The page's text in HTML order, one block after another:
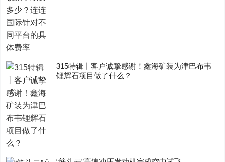
315特辑丨客户诚挚感谢！鑫海矿装为津巴布韦
锂辉石项目做了什么？